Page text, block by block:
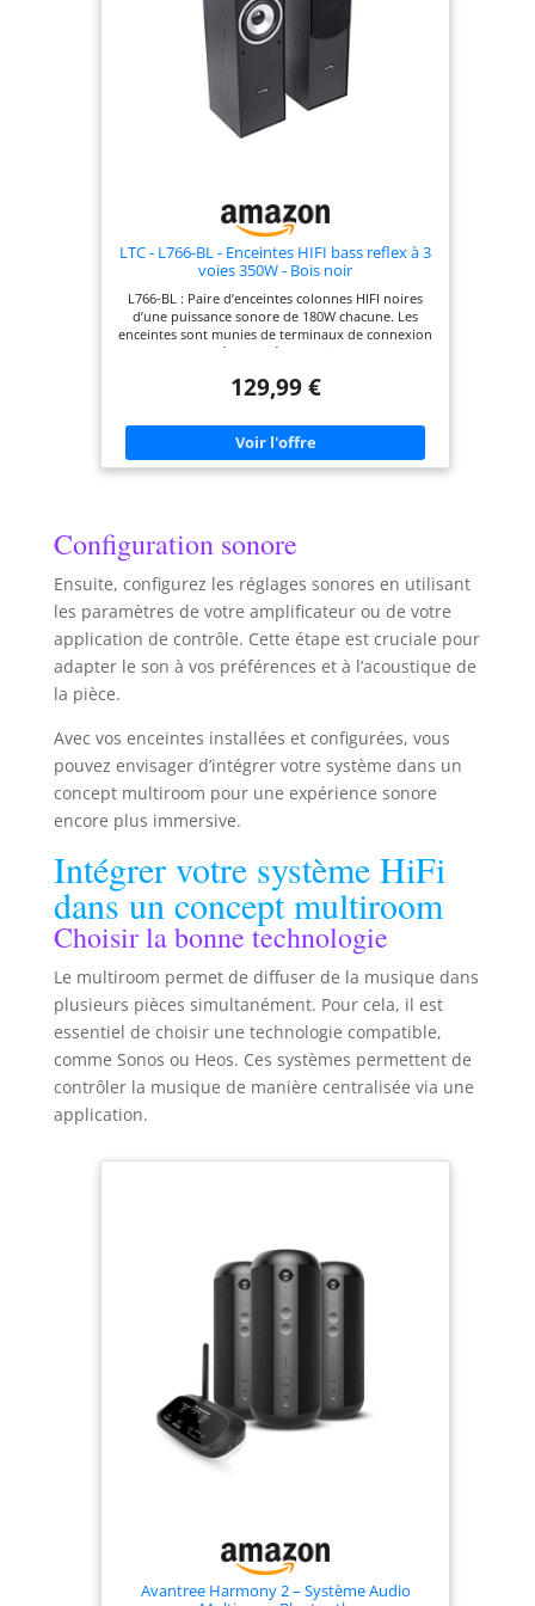
qualité sonore qu'elles offrent. Fabriqué en ABS
qui allie la solidité et la résistance nécessaires.
SUPPORTS DE MONTAGE INCLUS: Pour faciliter un
montage parfait de nos enceintes hifi, nous
incorporons un système de montage parfait pour
les placer en douceur sur le mur. Choisissez
l'endroit idéal pour les installer et utilisez notre
système d'ancrage mural simple pour l'installation.
LTC - L766-BL - Enceintes HIFI bass reflex à 3
voies 350W - Bois noir
L766-BL : Paire d’enceintes colonnes HIFI noires
d’une puissance sonore de 180W chacune. Les
enceintes sont munies de terminaux de connexion
de hautes qualités plaqués or, qui permettent une
aux lignes contemporaines et élégantes qui se
faciliter l’entretien, l’enceinte possède une grille
protectrice amovible. QUALITÉ : Grâce à un châssis
en bois et à la technologie 3 voies, l’enceinte L766
génère un son intense, dynamique et immersif.
Chaque enceinte est composée d’un boomer de
165mm, un médium de 165 mm et un tweeter en
amplificateur ou récepteur pour profiter de la
qualité sonore des enceintes passives.
129,99 €
Configuration sonore
Ensuite, configurez les réglages sonores en utilisant
les paramètres de votre amplificateur ou de votre
application de contrôle. Cette étape est cruciale pour
adapter le son à vos préférences et à l’acoustique de
la pièce.
Avec vos enceintes installées et configurées, vous
pouvez envisager d’intégrer votre système dans un
concept multiroom pour une expérience sonore
encore plus immersive.
Intégrer votre système HiFi
dans un concept multiroom
Choisir la bonne technologie
Le multiroom permet de diffuser de la musique dans
plusieurs pièces simultanément. Pour cela, il est
essentiel de choisir une technologie compatible,
comme Sonos ou Heos. Ces systèmes permettent de
contrôler la musique de manière centralisée via une
application.
Avantree Harmony 2 – Système Audio